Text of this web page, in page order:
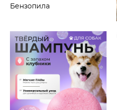
Бензопила